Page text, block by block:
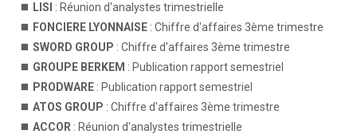
LISI : Réunion d'analystes trimestrielle
FONCIERE LYONNAISE : Chiffre d'affaires 3ème trimestre
SWORD GROUP : Chiffre d'affaires 3ème trimestre
GROUPE BERKEM : Publication rapport semestriel
PRODWARE : Publication rapport semestriel
ATOS GROUP : Chiffre d'affaires 3ème trimestre
ACCOR : Réunion d'analystes trimestrielle